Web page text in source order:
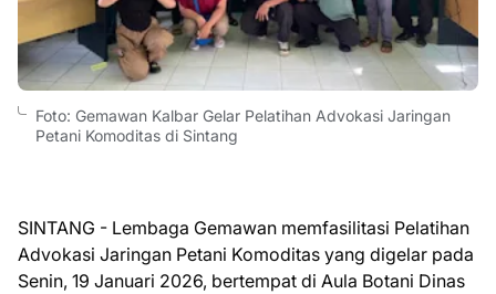
Foto: Gemawan Kalbar Gelar Pelatihan Advokasi Jaringan
Petani Komoditas di Sintang
SINTANG - Lembaga Gemawan memfasilitasi Pelatihan
Advokasi Jaringan Petani Komoditas yang digelar pada
Senin, 19 Januari 2026, bertempat di Aula Botani Dinas